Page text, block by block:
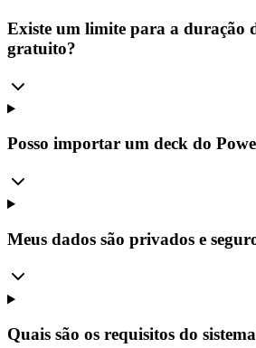
Existe um limite para a duração
gratuito?
Posso importar um deck do
Meus dados são privados e
Quais são os requisitos do